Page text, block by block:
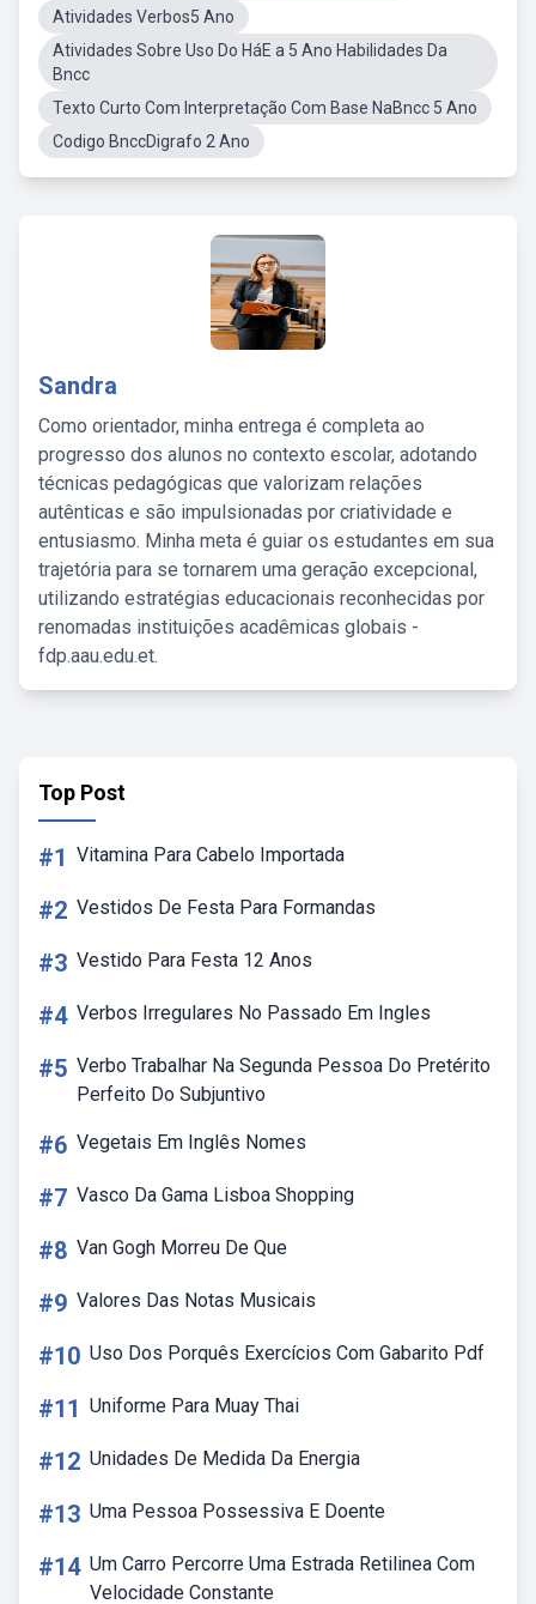
Atividades Verbos5 Ano
Atividades Sobre Uso Do HáE a 5 Ano Habilidades Da
Bncc
Texto Curto Com Interpretação Com Base NaBncc 5 Ano
Codigo BnccDigrafo 2 Ano
Sandra
Como orientador, minha entrega é completa ao
progresso dos alunos no contexto escolar, adotando
técnicas pedagógicas que valorizam relações
autênticas e são impulsionadas por criatividade e
entusiasmo. Minha meta é guiar os estudantes em sua
trajetória para se tornarem uma geração excepcional,
utilizando estratégias educacionais reconhecidas por
renomadas instituições acadêmicas globais -
fdp.aau.edu.et.
Top Post
#1 Vitamina Para Cabelo Importada
#2 Vestidos De Festa Para Formandas
#3 Vestido Para Festa 12 Anos
#4 Verbos Irregulares No Passado Em Ingles
#5 Verbo Trabalhar Na Segunda Pessoa Do Pretérito
Perfeito Do Subjuntivo
#6 Vegetais Em Inglês Nomes
#7 Vasco Da Gama Lisboa Shopping
#8 Van Gogh Morreu De Que
#9 Valores Das Notas Musicais
#10 Uso Dos Porquês Exercícios Com Gabarito Pdf
#11 Uniforme Para Muay Thai
#12 Unidades De Medida Da Energia
#13 Uma Pessoa Possessiva E Doente
#14 Um Carro Percorre Uma Estrada Retilinea Com
Velocidade Constante